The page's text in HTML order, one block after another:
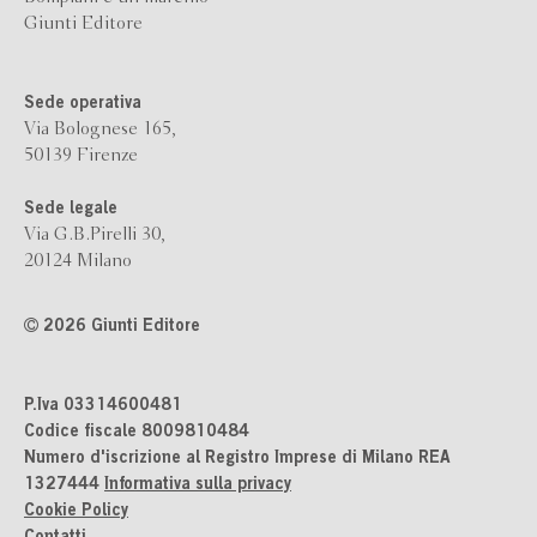
Giunti Editore
Sede operativa
Via Bolognese 165,
50139 Firenze
Sede legale
Via G.B.Pirelli 30,
20124 Milano
2026 Giunti Editore
P.Iva 03314600481
Codice fiscale 8009810484
Numero d'iscrizione al Registro Imprese di Milano REA
1327444 Informativa sulla privacy
Cookie Policy